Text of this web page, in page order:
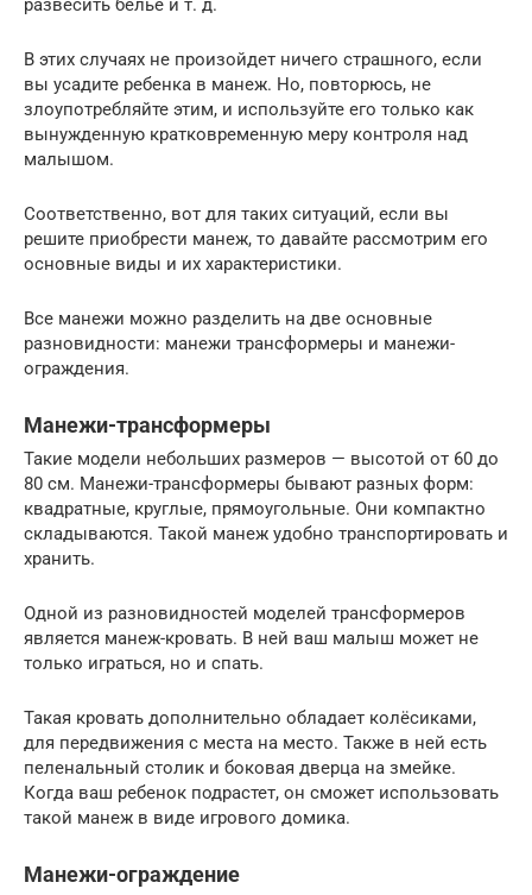
развесить белье и т. д.
В этих случаях не произойдет ничего страшного, если
вы усадите ребенка в манеж. Но, повторюсь, не
злоупотребляйте этим, и используйте его только как
вынужденную кратковременную меру контроля над
малышом.
Соответственно, вот для таких ситуаций, если вы
решите приобрести манеж, то давайте рассмотрим его
основные виды и их характеристики.
Все манежи можно разделить на две основные
разновидности: манежи трансформеры и манежи-
ограждения.
Манежи-трансформеры
Такие модели небольших размеров — высотой от 60 до
80 см. Манежи-трансформеры бывают разных форм:
квадратные, круглые, прямоугольные. Они компактно
складываются. Такой манеж удобно транспортировать и
хранить.
Одной из разновидностей моделей трансформеров
является манеж-кровать. В ней ваш малыш может не
только играться, но и спать.
Такая кровать дополнительно обладает колёсиками,
для передвижения с места на место. Также в ней есть
пеленальный столик и боковая дверца на змейке.
Когда ваш ребенок подрастет, он сможет использовать
такой манеж в виде игрового домика.
Манежи-ограждение